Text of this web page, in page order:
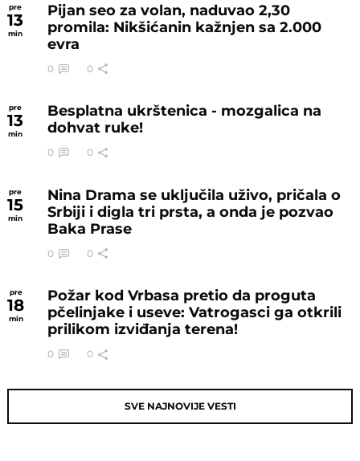
pre
13
min
Pijan seo za volan, naduvao 2,30
promila: Nikšićanin kažnjen sa 2.000
evra
0 0
pre
13
min
Besplatna ukrštenica - mozgalica na
dohvat ruke!
0 0
pre
15
min
Nina Drama se uključila uživo, pričala o
Srbiji i digla tri prsta, a onda je pozvao
Baka Prase
0 0
pre
18
min
Požar kod Vrbasa pretio da proguta
pčelinjake i useve: Vatrogasci ga otkrili
prilikom izviđanja terena!
0 0
SVE NAJNOVIJE VESTI